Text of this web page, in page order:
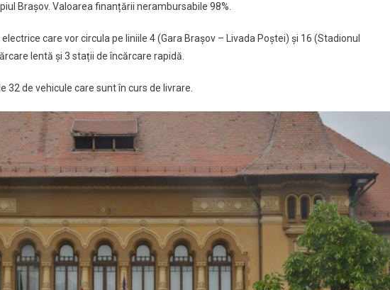
Braşov. Valoarea finanțării nerambursabile 98%.
care vor circula pe liniile 4 (Gara Brașov – Livada Poștei) și 16 (Stadionul
lentă și 3 stații de încărcare rapidă.
de vehicule care sunt în curs de livrare.